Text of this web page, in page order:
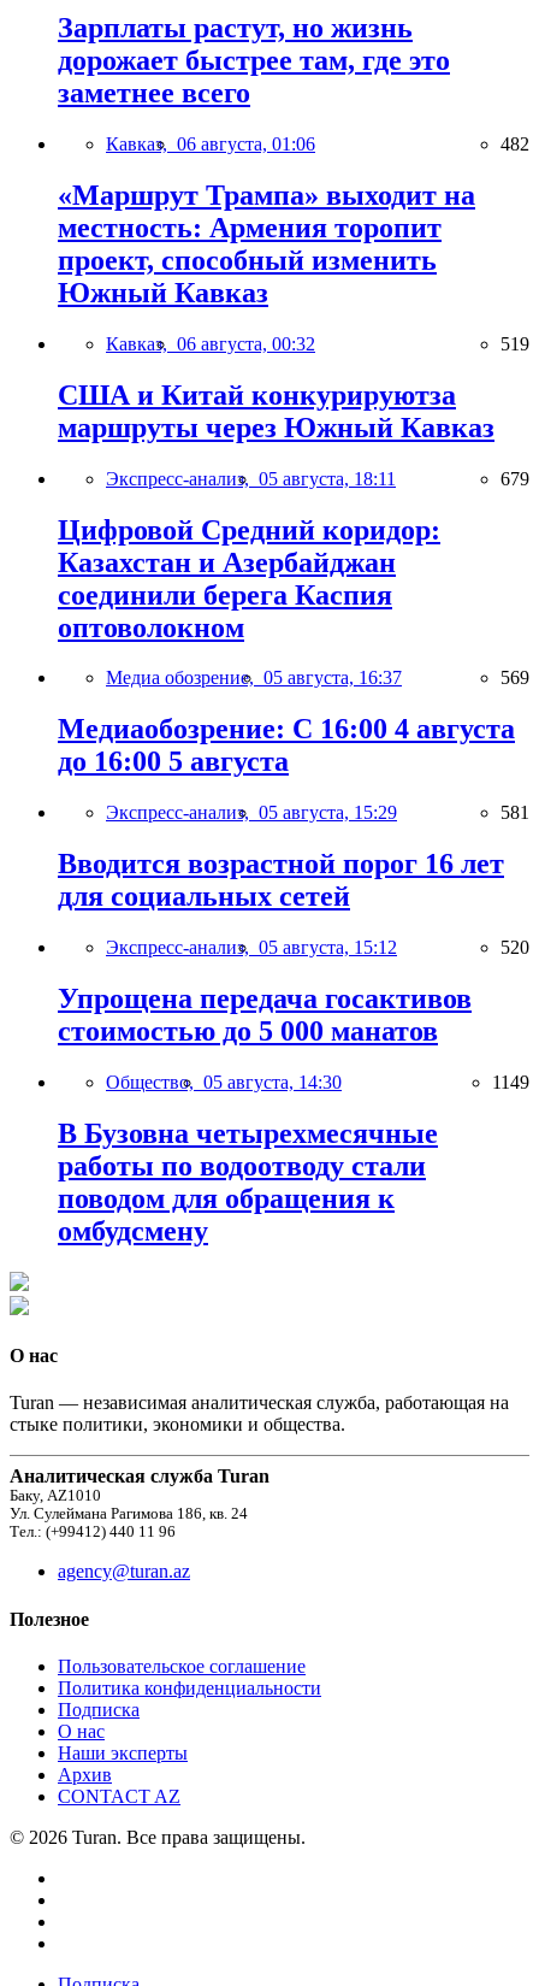
Зарплаты растут, но жизнь
дорожает быстрее там, где это
заметнее всего
Кавказ, 06 августа, 01:06 482
«Маршрут Трампа» выходит на
местность: Армения торопит
проект, способный изменить
Южный Кавказ
Кавказ, 06 августа, 00:32 519
США и Китай конкурируютза
маршруты через Южный Кавказ
Экспресс-анализ, 05 августа, 18:11 679
Цифровой Средний коридор:
Казахстан и Азербайджан
соединили берега Каспия
оптоволокном
Медиа обозрение, 05 августа, 16:37 569
Медиаобозрение: С 16:00 4 августа
до 16:00 5 августа
Экспресс-анализ, 05 августа, 15:29 581
Вводится возрастной порог 16 лет
для социальных сетей
Экспресс-анализ, 05 августа, 15:12 520
Упрощена передача госактивов
стоимостью до 5 000 манатов
Общество, 05 августа, 14:30 1149
В Бузовна четырехмесячные
работы по водоотводу стали
поводом для обращения к
омбудсмену
О нас
Turan — независимая аналитическая служба, работающая на
стыке политики, экономики и общества.
Аналитическая служба Turan
Баку, AZ1010
Ул. Сулеймана Рагимова 186, кв. 24
Тел.: (+99412) 440 11 96
agency@turan.az
Полезное
Пользовательское соглашение
Политика конфиденциальности
Подписка
О нас
Наши эксперты
Архив
CONTACT AZ
© 2026 Turan. Все права защищены.